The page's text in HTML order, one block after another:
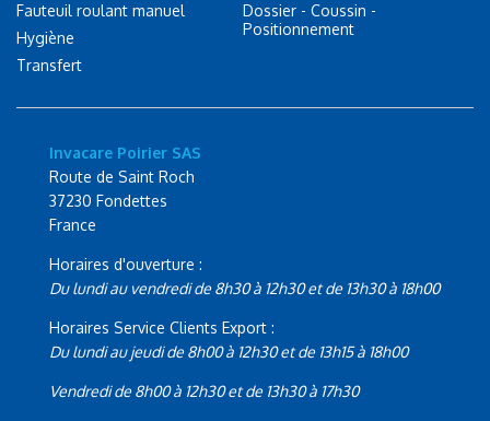
Fauteuil roulant manuel
Hygiène
Transfert
Dossier - Coussin -
Positionnement
Invacare Poirier SAS
Route de Saint Roch
37230 Fondettes
France
Horaires d'ouverture :
Du lundi au vendredi de 8h30 à 12h30 et de 13h30 à 18h00
Horaires Service Clients Export :
Du lundi au jeudi de 8h00 à 12h30 et de 13h15 à 18h00
Vendredi de 8h00 à 12h30 et de 13h30 à 17h30